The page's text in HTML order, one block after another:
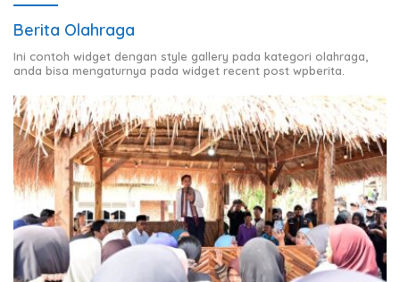
Berita Olahraga
Ini contoh widget dengan style gallery pada kategori olahraga,
anda bisa mengaturnya pada widget recent post wpberita.